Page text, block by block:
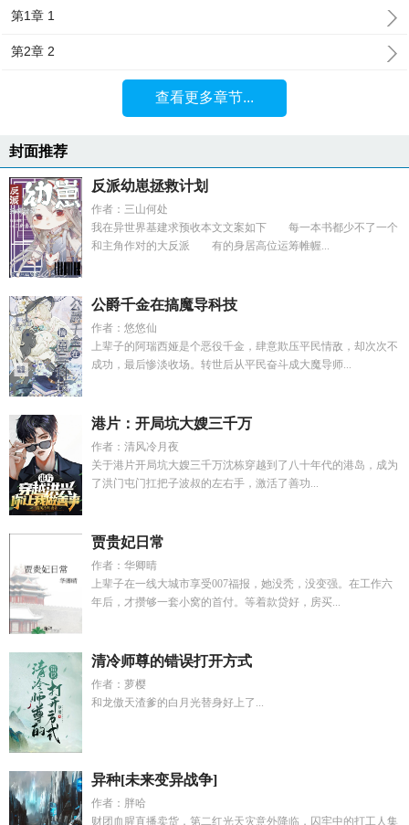
第1章 1
第2章 2
查看更多章节...
封面推荐
反派幼崽拯救计划
作者：三山何处
我在异世界基建求预收本文文案如下 每一本书都少不了一个
和主角作对的大反派 有的身居高位运筹帷幄...
公爵千金在搞魔导科技
作者：悠悠仙
上辈子的阿瑞西娅是个恶役千金，肆意欺压平民情敌，却次次不
成功，最后惨淡收场。转世后从平民奋斗成大魔导师...
港片：开局坑大嫂三千万
作者：清风冷月夜
关于港片开局坑大嫂三千万沈栋穿越到了八十年代的港岛，成为
了洪门屯门扛把子波叔的左右手，激活了善功...
贾贵妃日常
作者：华卿晴
上辈子在一线大城市享受007福报，她没秃，没变强。在工作六
年后，才攒够一套小窝的首付。等着款贷好，房买...
清冷师尊的错误打开方式
作者：萝樱
和龙傲天渣爹的白月光替身好上了...
异种[未来变异战争]
作者：胖哈
财团血腥直播卖货，第二红光天灾意外降临，囚牢中的打工人集